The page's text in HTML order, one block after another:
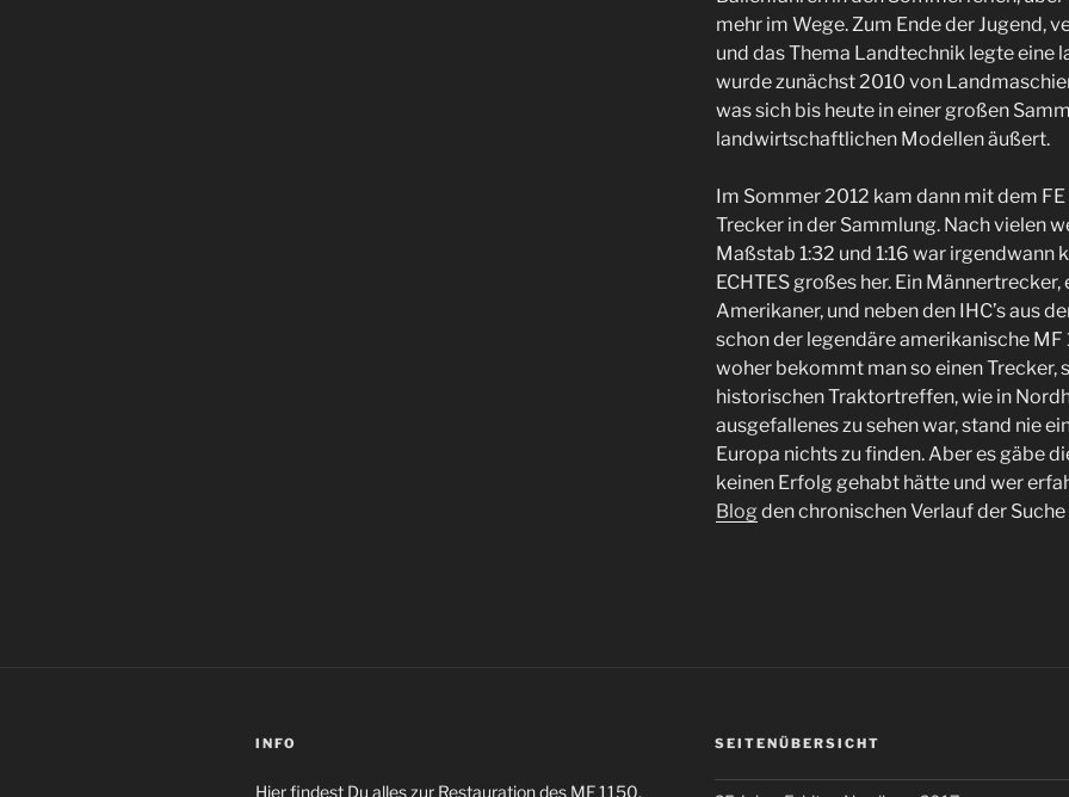
mehr im Wege. Zum Ende der Jugend,
und das Thema Landtechnik legte eine
wurde zunächst 2010 von
was sich bis heute in einer großen
landwirtschaftlichen Modellen äußert.
Im Sommer 2012 kam dann mit dem
Trecker in der Sammlung. Nach vielen
Maßstab 1:32 und 1:16 war irgendwann
ECHTES großes her. Ein
Amerikaner, und neben den IHC’s aus
schon der legendäre amerikanische
woher bekommt man so einen Trecker,
historischen Traktortreffen, wie in
ausgefallenes zu sehen war, stand nie
Europa nichts zu finden. Aber es gäbe
keinen Erfolg gehabt hätte und wer
Blog den chronischen Verlauf der
INFO
Hier findest Du alles zur Restauration des MF 1150,
SEITENÜBERSICHT